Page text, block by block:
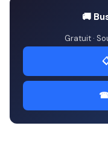
🚚
Gratuit ·
☎